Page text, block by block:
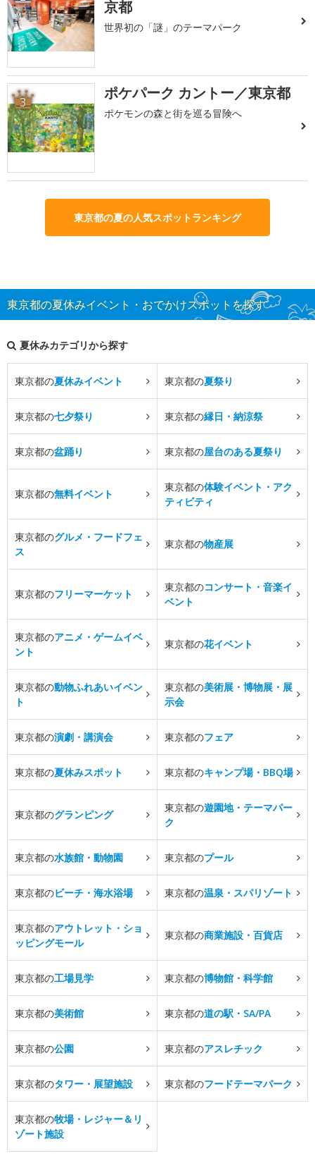
京都
世界初の「謎」のテーマパーク
3 ポケパーク カントー／東京都
ポケモンの森と街を巡る冒険へ
東京都の夏の人気スポットランキング
東京都の夏休みイベント・おでかけスポットを探す
夏休みカテゴリから探す
東京都の夏休みイベント 東京都の夏祭り
東京都の七夕祭り 東京都の縁日・納涼祭
東京都の盆踊り 東京都の屋台のある夏祭り
東京都の無料イベント
東京都の体験イベント・アク
ティビティ
東京都のグルメ・フードフェ
ス
東京都の物産展
東京都のフリーマーケット
東京都のコンサート・音楽イ
ベント
東京都のアニメ・ゲームイベ
ント
東京都の花イベント
東京都の動物ふれあいイベン
ト
東京都の美術展・博物展・展
示会
東京都の演劇・講演会 東京都のフェア
東京都の夏休みスポット 東京都のキャンプ場・BBQ場
東京都のグランピング
東京都の遊園地・テーマパー
ク
東京都の水族館・動物園 東京都のプール
東京都のビーチ・海水浴場 東京都の温泉・スパリゾート
東京都のアウトレット・ショ
ッピングモール
東京都の商業施設・百貨店
東京都の工場見学 東京都の博物館・科学館
東京都の美術館 東京都の道の駅・SA/PA
東京都の公園 東京都のアスレチック
東京都のタワー・展望施設 東京都のフードテーマパーク
東京都の牧場・レジャー＆リ
ゾート施設